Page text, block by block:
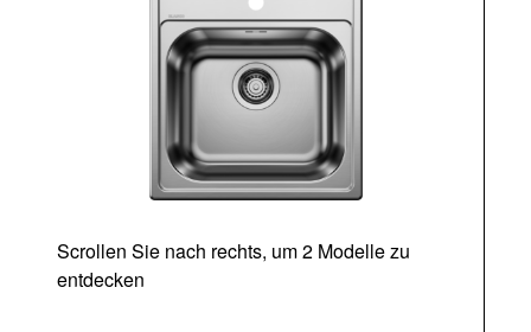
Scrollen Sie nach rechts, um 2 Modelle zu
entdecken